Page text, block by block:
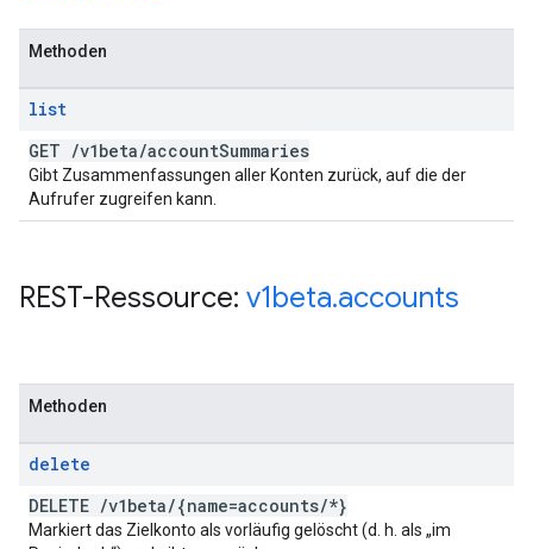
Methoden
list
GET /v1beta/accountSummaries
Gibt Zusammenfassungen aller Konten zurück, auf die der
Aufrufer zugreifen kann.
REST-Ressource: v1beta.accounts
Methoden
delete
DELETE /v1beta/{name=accounts/*}
Markiert das Zielkonto als vorläufig gelöscht (d. h. als „im